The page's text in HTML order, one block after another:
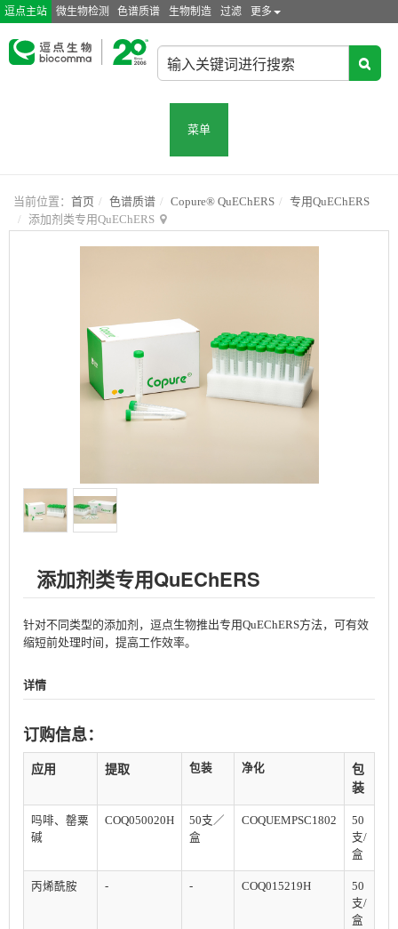
逗点主站 微生物检测 色谱质谱 生物制造 过滤 更多
菜单
当前位置： 首页 色谱质谱 Copure® QuEChERS
专用QuEChERS
添加剂类专用QuEChERS
添加剂类专用QuEChERS
针对不同类型的添加剂，逗点生物推出专用QuEChERS方法，可有效
缩短前处理时间，提高工作效率。
详情
订购信息：
应用 提取 包装 净化
包
装
吗啡、罄粟
碱
COQ050020H
50支／
盒
COQUEMPSC1802
50
支/
盒
丙烯酰胺 - - COQ015219H
50
支/
盒